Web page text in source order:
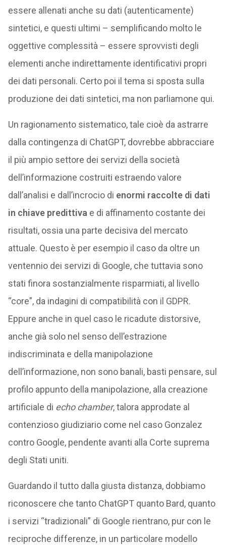
essere allenati anche su dati (autenticamente)
sintetici, e questi ultimi – semplificando molto le
oggettive complessità – essere sprovvisti degli
elementi anche indirettamente identificativi propri
dei dati personali. Certo poi il tema si sposta sulla
produzione dei dati sintetici, ma non parliamone qui.
Un ragionamento sistematico, tale cioè da astrarre
dalla contingenza di ChatGPT, dovrebbe abbracciare
il più ampio settore dei servizi della società
dell’informazione costruiti estraendo valore
dall’analisi e dall’incrocio di enormi raccolte di dati
in chiave predittiva e di affinamento costante dei
risultati, ossia una parte decisiva del mercato
attuale. Questo è per esempio il caso da oltre un
ventennio dei servizi di Google, che tuttavia sono
stati finora sostanzialmente risparmiati, al livello
“core”, da indagini di compatibilità con il GDPR.
Eppure anche in quel caso le ricadute distorsive,
anche già solo nel senso dell’estrazione
indiscriminata e della manipolazione
dell’informazione, non sono banali, basti pensare, sul
profilo appunto della manipolazione, alla creazione
artificiale di echo chamber, talora approdate al
contenzioso giudiziario come nel caso Gonzalez
contro Google, pendente avanti alla Corte suprema
degli Stati uniti.
Guardando il tutto dalla giusta distanza, dobbiamo
riconoscere che tanto ChatGPT quanto Bard, quanto
i servizi “tradizionali” di Google rientrano, pur con le
reciproche differenze, in un particolare modello